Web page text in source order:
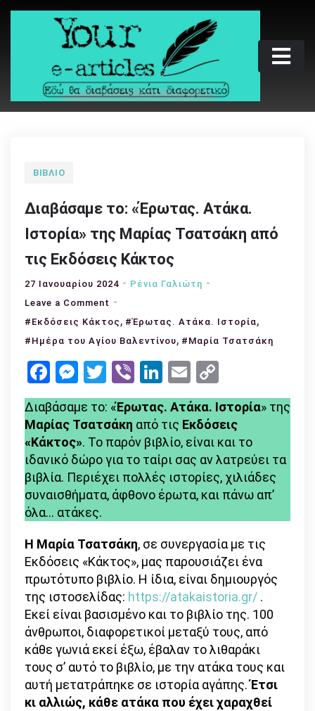
Skip
Your e-articles
Εδώ θα διαβάσεις κάτι διαφορετικό
ΒΙΒΛΊΟ
Διαβάσαμε το: «Έρωτας. Ατάκα.
Ιστορία» της Μαρίας Τσατσάκη από
τις Εκδόσεις Κάκτος
27 Ιανουαρίου 2024
Ρένια Γαλιώτη
Leave a Comment on
Διαβάσαμε
το:
Ατάκα.
της
Μαρίας
Τσατσάκη
από
τις
Εκδόσεις
#Εκδόσεις Κάκτος , #Έρωτας. Ατάκα. Ιστορία,
#Ημέρα του Αγίου Βαλεντίνου, #Μαρία Τσατσάκη
Facebook
Messenger
Twitter
ViberLinkedIn
Email
Link
Διαβάσαμε το: «Έρωτας. Ατάκα. Ιστορία» της
Μαρίας Τσατσάκη από τις Εκδόσεις
«Κάκτος». Το παρόν βιβλίο, είναι και το
ιδανικό δώρο για το ταίρι σας αν λατρεύει τα
βιβλία. Περιέχει πολλές ιστορίες, χιλιάδες
συναισθήματα, άφθονο έρωτα, και πάνω απ’
όλα… ατάκες.
Η Μαρία Τσατσάκη, σε συνεργασία με τις
Εκδόσεις «Κάκτος», μας παρουσιάζει ένα
πρωτότυπο βιβλίο. Η ίδια, είναι δημιουργός
της ιστοσελίδας: https://atakaistoria.gr/ .
Εκεί είναι βασισμένο και το βιβλίο της. 100
άνθρωποι, διαφορετικοί μεταξύ τους, από
κάθε γωνιά εκεί έξω, έβαλαν το λιθαράκι
τους σ’ αυτό το βιβλίο, με την ατάκα τους και
αυτή μετατράπηκε σε ιστορία αγάπης.Έτσι
κι αλλιώς, κάθε ατάκα που έχει χαραχθεί